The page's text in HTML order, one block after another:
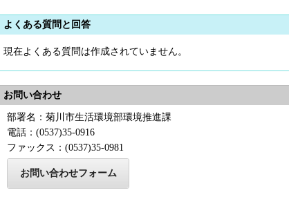
よくある質問と回答
現在よくある質問は作成されていません。
お問い合わせ
部署名：菊川市生活環境部環境推進課
電話：(0537)35-0916
ファックス：(0537)35-0981